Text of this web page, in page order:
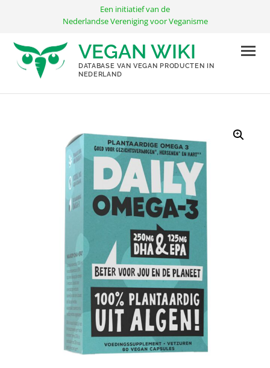
inhoud
Een initiatief van de
Nederlandse Vereniging voor Veganisme
VEGAN WIKI
DATABASE VAN VEGAN PRODUCTEN IN
NEDERLAND